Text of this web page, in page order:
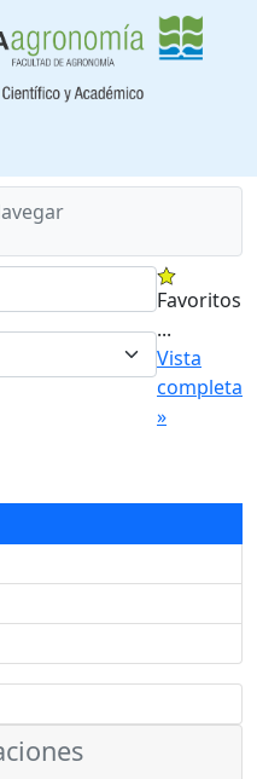
Favoritos
...
Vista
completa
»